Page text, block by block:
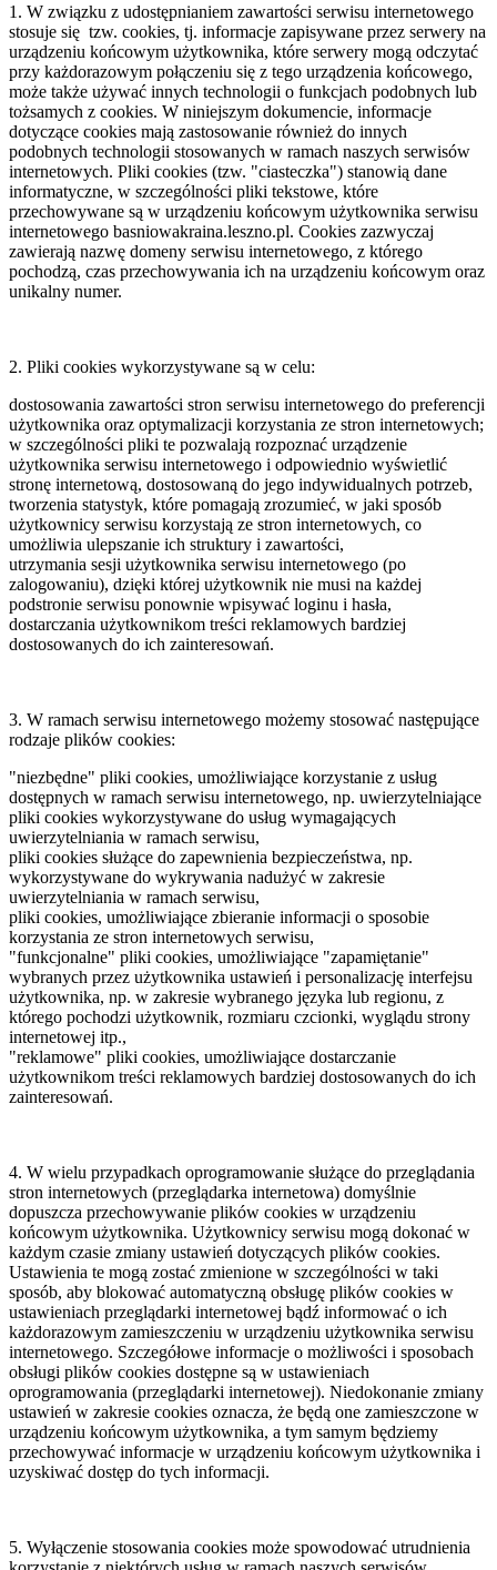
1. W związku z udostępnianiem zawartości serwisu internetowego
stosuje się tzw. cookies, tj. informacje zapisywane przez serwery na
urządzeniu końcowym użytkownika, które serwery mogą odczytać
przy każdorazowym połączeniu się z tego urządzenia końcowego,
może także używać innych technologii o funkcjach podobnych lub
tożsamych z cookies. W niniejszym dokumencie, informacje
dotyczące cookies mają zastosowanie również do innych
podobnych technologii stosowanych w ramach naszych serwisów
internetowych. Pliki cookies (tzw. "ciasteczka") stanowią dane
informatyczne, w szczególności pliki tekstowe, które
przechowywane są w urządzeniu końcowym użytkownika serwisu
internetowego basniowakraina.leszno.pl. Cookies zazwyczaj
zawierają nazwę domeny serwisu internetowego, z którego
pochodzą, czas przechowywania ich na urządzeniu końcowym oraz
unikalny numer.
2. Pliki cookies wykorzystywane są w celu:
dostosowania zawartości stron serwisu internetowego do preferencji
użytkownika oraz optymalizacji korzystania ze stron internetowych;
w szczególności pliki te pozwalają rozpoznać urządzenie
użytkownika serwisu internetowego i odpowiednio wyświetlić
stronę internetową, dostosowaną do jego indywidualnych potrzeb,
tworzenia statystyk, które pomagają zrozumieć, w jaki sposób
użytkownicy serwisu korzystają ze stron internetowych, co
umożliwia ulepszanie ich struktury i zawartości,
utrzymania sesji użytkownika serwisu internetowego (po
zalogowaniu), dzięki której użytkownik nie musi na każdej
podstronie serwisu ponownie wpisywać loginu i hasła,
dostarczania użytkownikom treści reklamowych bardziej
dostosowanych do ich zainteresowań.
3. W ramach serwisu internetowego możemy stosować następujące
rodzaje plików cookies:
"niezbędne" pliki cookies, umożliwiające korzystanie z usług
dostępnych w ramach serwisu internetowego, np. uwierzytelniające
pliki cookies wykorzystywane do usług wymagających
uwierzytelniania w ramach serwisu,
pliki cookies służące do zapewnienia bezpieczeństwa, np.
wykorzystywane do wykrywania nadużyć w zakresie
uwierzytelniania w ramach serwisu,
pliki cookies, umożliwiające zbieranie informacji o sposobie
korzystania ze stron internetowych serwisu,
"funkcjonalne" pliki cookies, umożliwiające "zapamiętanie"
wybranych przez użytkownika ustawień i personalizację interfejsu
użytkownika, np. w zakresie wybranego języka lub regionu, z
którego pochodzi użytkownik, rozmiaru czcionki, wyglądu strony
internetowej itp.,
"reklamowe" pliki cookies, umożliwiające dostarczanie
użytkownikom treści reklamowych bardziej dostosowanych do ich
zainteresowań.
4. W wielu przypadkach oprogramowanie służące do przeglądania
stron internetowych (przeglądarka internetowa) domyślnie
dopuszcza przechowywanie plików cookies w urządzeniu
końcowym użytkownika. Użytkownicy serwisu mogą dokonać w
każdym czasie zmiany ustawień dotyczących plików cookies.
Ustawienia te mogą zostać zmienione w szczególności w taki
sposób, aby blokować automatyczną obsługę plików cookies w
ustawieniach przeglądarki internetowej bądź informować o ich
każdorazowym zamieszczeniu w urządzeniu użytkownika serwisu
internetowego. Szczegółowe informacje o możliwości i sposobach
obsługi plików cookies dostępne są w ustawieniach
oprogramowania (przeglądarki internetowej). Niedokonanie zmiany
ustawień w zakresie cookies oznacza, że będą one zamieszczone w
urządzeniu końcowym użytkownika, a tym samym będziemy
przechowywać informacje w urządzeniu końcowym użytkownika i
uzyskiwać dostęp do tych informacji.
5. Wyłączenie stosowania cookies może spowodować utrudnienia